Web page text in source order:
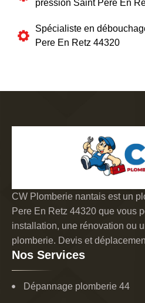
pression Saint Pere En
Spécialiste en
Pere En Retz 44320
CW Plomberie nantais est un
Pere En Retz 44320 que vous
installation, une rénovation ou
plomberie. Devis et
Nos Services
Dépannage plomberie 44